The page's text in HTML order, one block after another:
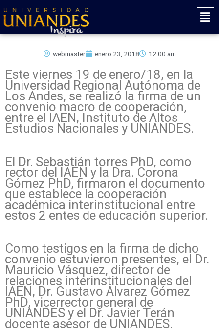
al
contenido
Main
webmaster enero 23, 2018 12:00 am
Este viernes 19 de enero/18, en la
Universidad Regional Autónoma de
Los Andes, se realizó la firma de un
convenio macro de cooperación,
entre el IAEN, Instituto de Altos
Estudios Nacionales y UNIANDES.
El Dr. Sebastián torres PhD, como
rector del IAEN y la Dra. Corona
Gómez PhD, firmaron el documento
que establece la cooperación
académica interinstitucional entre
estos 2 entes de educación superior.
Como testigos en la firma de dicho
convenio estuvieron presentes, el Dr.
Mauricio Vásquez, director de
relaciones interinstitucionales del
IAEN, Dr. Gustavo Alvarez Gómez
PhD, vicerrector general de
UNIANDES y el Dr. Javier Terán
docente asesor de UNIANDES.